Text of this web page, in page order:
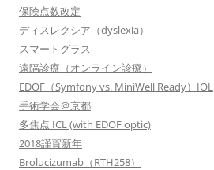
保険点数改定
ディスレクシア（dyslexia）
スマートグラス
遠隔診療（オンライン診療）
EDOF（Symfony vs. MiniWell Ready）IOL
手術学会＠京都
多焦点 ICL (with EDOF optic)
2018謹賀新年
Brolucizumab（RTH258）